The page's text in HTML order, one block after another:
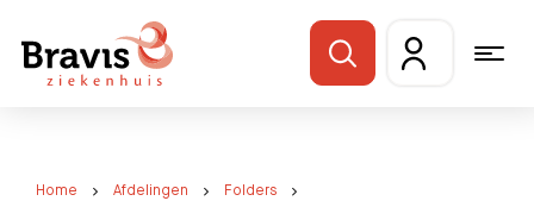
Home Afdelingen Folders